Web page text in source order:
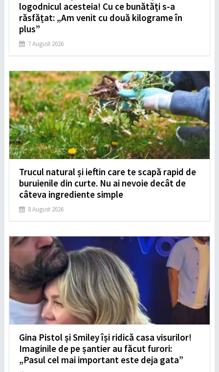
logodnicul acesteia! Cu ce bunătăți s-a
răsfățat: „Am venit cu două kilograme în
plus”
7 August 2026
Trucul natural și ieftin care te scapă rapid de
buruienile din curte. Nu ai nevoie decât de
câteva ingrediente simple
8 August 2026
Gina Pistol și Smiley își ridică casa visurilor!
Imaginile de pe șantier au făcut furori:
„Pasul cel mai important este deja gata”